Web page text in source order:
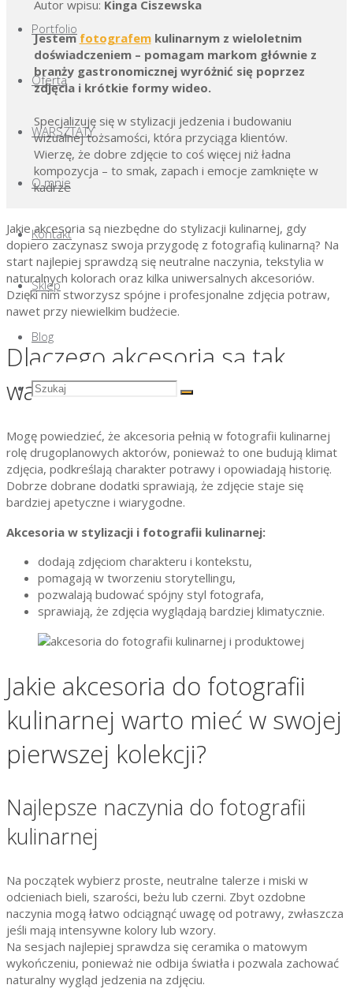
Przejdź
Portfolio
Oferta
WARSZTATY
O mnie
Kontakt
Sklep
Blog
Szukaj
Szukaj:
Szukaj
Autor wpisu: Kinga Ciszewska
Jestem fotografem kulinarnym z wieloletnim
doświadczeniem – pomagam markom głównie z
branży gastronomicznej wyróżnić się poprzez
zdjęcia i krótkie formy wideo.
Specjalizuję się w stylizacji jedzenia i budowaniu
wizualnej tożsamości, która przyciąga klientów.
Wierzę, że dobre zdjęcie to coś więcej niż ładna
kompozycja – to smak, zapach i emocje zamknięte w
kadrze
Jakie akcesoria są niezbędne do stylizacji kulinarnej, gdy
dopiero zaczynasz swoja przygodę z fotografią kulinarną? Na
start najlepiej sprawdzą się neutralne naczynia, tekstylia w
naturalnych kolorach oraz kilka uniwersalnych akcesoriów.
Dzięki nim stworzysz spójne i profesjonalne zdjęcia potraw,
nawet przy niewielkim budżecie.
Dlaczego akcesoria są tak
ważne w fotografii kulinarnej?
Mogę powiedzieć, że akcesoria pełnią w fotografii kulinarnej
rolę drugoplanowych aktorów, ponieważ to one budują klimat
zdjęcia, podkreślają charakter potrawy i opowiadają historię.
Dobrze dobrane dodatki sprawiają, że zdjęcie staje się
bardziej apetyczne i wiarygodne.
Akcesoria w stylizacji i fotografii kulinarnej:
dodają zdjęciom charakteru i kontekstu,
pomagają w tworzeniu storytellingu,
pozwalają budować spójny styl fotografa,
sprawiają, że zdjęcia wyglądają bardziej klimatycznie.
Jakie akcesoria do fotografii
kulinarnej warto mieć w swojej
pierwszej kolekcji?
Najlepsze naczynia do fotografii
kulinarnej
Na początek wybierz proste, neutralne talerze i miski w
odcieniach bieli, szarości, beżu lub czerni. Zbyt ozdobne
naczynia mogą łatwo odciągnąć uwagę od potrawy, zwłaszcza
jeśli mają intensywne kolory lub wzory.
Na sesjach najlepiej sprawdza się ceramika o matowym
wykończeniu, ponieważ nie odbija światła i pozwala zachować
naturalny wygląd jedzenia na zdjęciu.